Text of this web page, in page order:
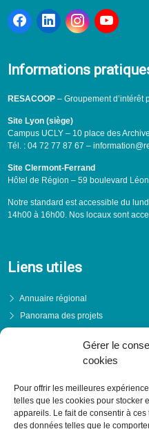
Gérer le
cookies
Pour offrir les meilleures
telles que les cookies pour stocker
appareils. Le fait de consentir à
des données telles que le
Informations
RESACOOP– Groupement d’intérêt
Site Lyon (siège)
Campus UCLY – 10 place des
Tél. : 04 72 77 87 67 –
Site Clermont-Ferrand
Hôtel de Région – 59 boulevard
Notre standard est accessible du
14h00 à 16h00. Nos locaux sont
Liens utiles
Annuaire régional
Panorama des projets